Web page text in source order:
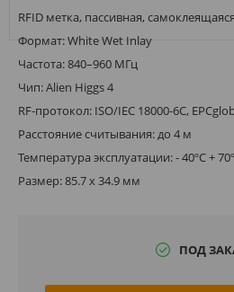
RFID метка, пассивная,
Формат: White Wet Inlay
Частота: 840–960 МГц
Чип: Alien Higgs 4
RF-протокол: ISO/IEC 18000-6C,
Расстояние считывания: до 4 м
Температура эксплуатации: - 40ºC +
Размер: 85.7 x 34.9 мм
ПОД